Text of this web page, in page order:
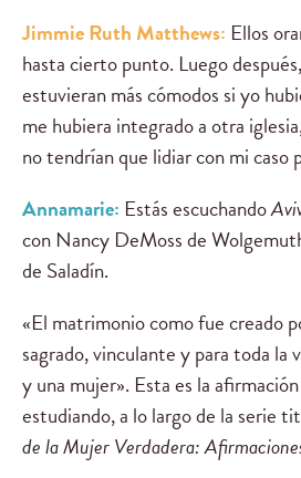
Jimmie Ruth Matthews: Ellos
hasta cierto punto. Luego
estuvieran más cómodos si yo
me hubiera integrado a otra
no tendrían que lidiar con mi caso
Annamarie: Estás escuchando
con Nancy DeMoss de
de Saladín.
«El matrimonio como fue creado
sagrado, vinculante y para toda la
y una mujer». Esta es la
estudiando, a lo largo de la serie
de la Mujer Verdadera: